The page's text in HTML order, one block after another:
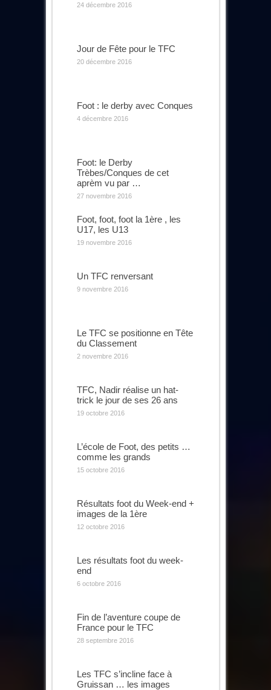
24 décembre 2016
Jour de Fête pour le TFC
20 décembre 2016
Foot : le derby avec Conques
4 décembre 2016
Foot: le Derby
Trèbes/Conques de cet
aprèm vu par …
27 novembre 2016
Foot, foot, foot la 1ère , les
U17, les U13
19 novembre 2016
Un TFC renversant
9 novembre 2016
Le TFC se positionne en Tête
du Classement
2 novembre 2016
TFC, Nadir réalise un hat-
trick le jour de ses 26 ans
19 octobre 2016
L’école de Foot, des petits …
comme les grands
15 octobre 2016
Résultats foot du Week-end +
images de la 1ère
12 octobre 2016
Les résultats foot du week-
end
6 octobre 2016
Fin de l’aventure coupe de
France pour le TFC
28 septembre 2016
Les TFC s’incline face à
Gruissan … les images